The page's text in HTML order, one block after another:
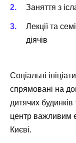
Заняття з
Лекції та
діячів
Соціальні
спрямовані на
дитячих
центр важливим
Києві.